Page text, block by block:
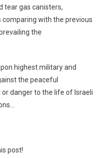
tear gas canisters,
with the previous
the
highest military and
the peaceful
danger to the life of Israeli
post!